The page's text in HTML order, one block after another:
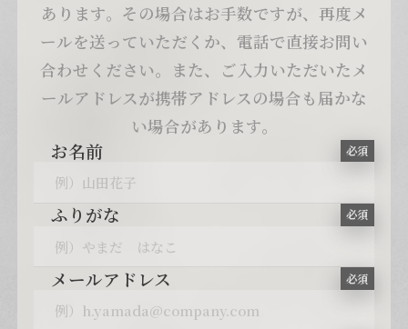
あります。その場合はお手数ですが、再度メ
ールを送っていただくか、電話で直接お問い
合わせください。また、ご入力いただいたメ
ールアドレスが携帯アドレスの場合も届かな
い場合があります。
お名前 必須
ふりがな 必須
メールアドレス 必須